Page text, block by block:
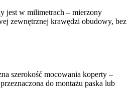
jest w milimetrach – mierzony
zewnętrznej krawędzi obudowy, bez
szerokość mocowania koperty –
do montażu paska lub